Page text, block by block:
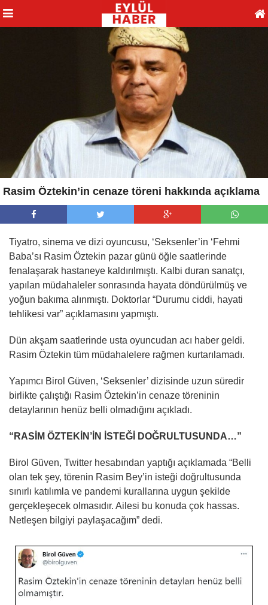
Rasim Öztekin’in cenaze töreni hakkında açıklama
Tiyatro, sinema ve dizi oyuncusu, ‘Seksenler’in ‘Fehmi
Baba’sı Rasim Öztekin pazar günü öğle saatlerinde
fenalaşarak hastaneye kaldırılmıştı. Kalbi duran sanatçı,
yapılan müdahaleler sonrasında hayata döndürülmüş ve
yoğun bakıma alınmıştı. Doktorlar “Durumu ciddi, hayati
tehlikesi var” açıklamasını yapmıştı.
Dün akşam saatlerinde usta oyuncudan acı haber geldi.
Rasim Öztekin tüm müdahalelere rağmen kurtarılamadı.
Yapımcı Birol Güven, ‘Seksenler’ dizisinde uzun süredir
birlikte çalıştığı Rasim Öztekin’in cenaze töreninin
detaylarının henüz belli olmadığını açıkladı.
“RASİM ÖZTEKİN’İN İSTEĞİ DOĞRULTUSUNDA…”
Birol Güven, Twitter hesabından yaptığı açıklamada “Belli
olan tek şey, törenin Rasim Bey’in isteği doğrultusunda
sınırlı katılımla ve pandemi kurallarına uygun şekilde
gerçekleşecek olmasıdır. Ailesi bu konuda çok hassas.
Netleşen bilgiyi paylaşacağım” dedi.